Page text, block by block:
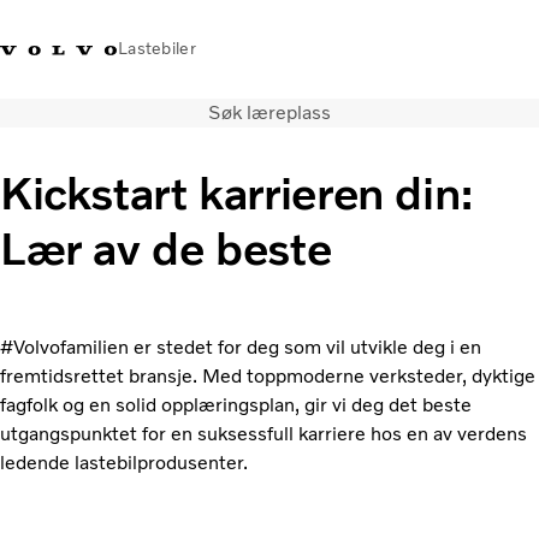
Lastebiler
Volvo Trucks Merchandise
Transportløsninger
Alle modeller og drivlinjer
Tjenester
Om oss
Kontakt oss
Truck Builder
Søk læreplass
Kickstart karrieren din:
Lær av de beste
#Volvofamilien er stedet for deg som vil utvikle deg i en
fremtidsrettet bransje. Med toppmoderne verksteder, dyktige
fagfolk og en solid opplæringsplan, gir vi deg det beste
utgangspunktet for en suksessfull karriere hos en av verdens
ledende lastebilprodusenter.